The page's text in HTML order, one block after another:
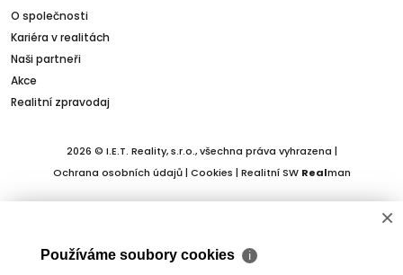
O společnosti
Kariéra v realitách
Naši partneři
Akce
Realitní zpravodaj
2026 © I.E.T. Reality, s.r.o., všechna práva vyhrazena |
Ochrana osobních údajů| Cookies | Realitní SW Realman
×
Používáme soubory cookies ℹ